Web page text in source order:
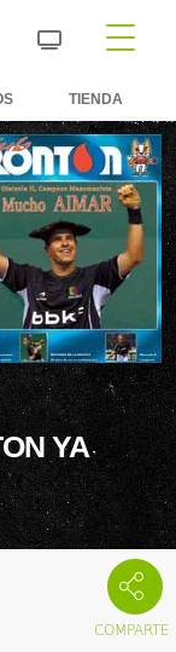
TIENDA
YA